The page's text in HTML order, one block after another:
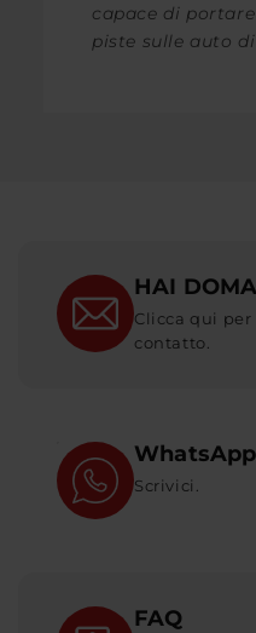
capace di portare
piste sulle auto
HAI
Clicca qui
contatto.
WhatsApp
Scrivici.
FAQ